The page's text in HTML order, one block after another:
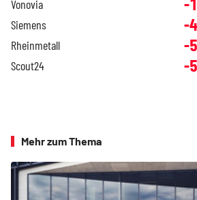
Vonovia
Siemens -
Rheinmetall -
Scout24 -
Mehr zum Thema